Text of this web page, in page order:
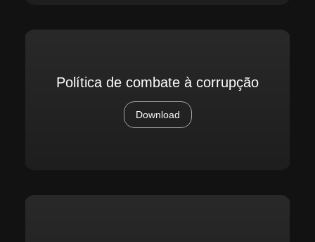
Política de combate à corrupção
Download